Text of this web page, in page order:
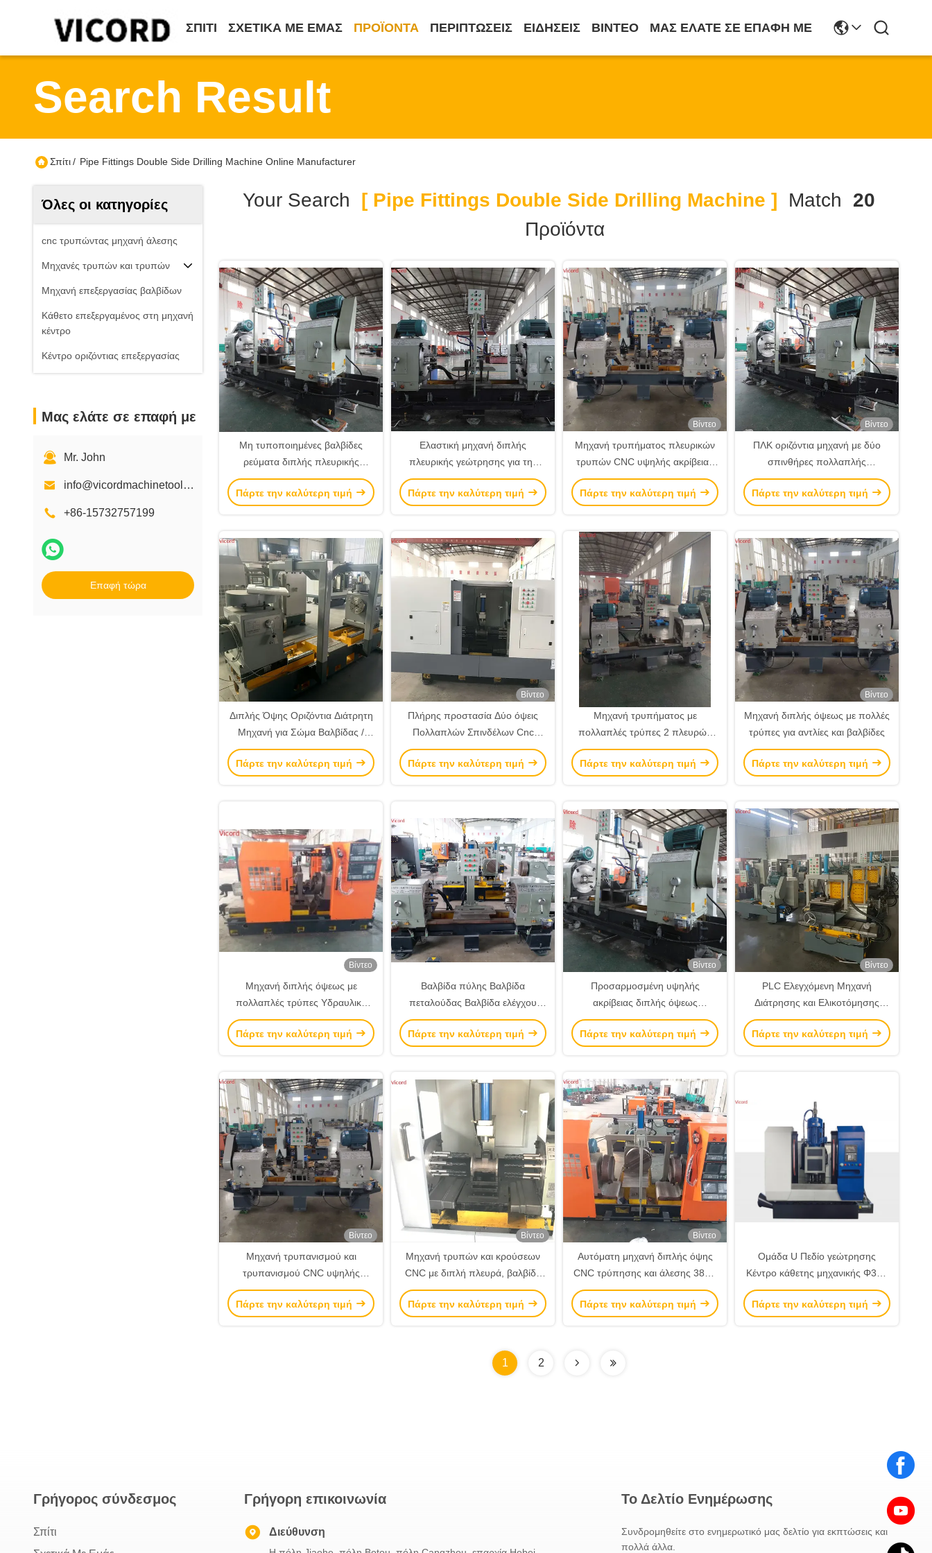
ΣΠΊΤΙ ΣΧΕΤΙΚΆ ΜΕ ΕΜΆΣ ΠΡΟΪΌΝΤΑ ΠΕΡΙΠΤΏΣΕΙΣ ΕΙΔΉΣΕΙΣ ΒΊΝΤΕΟ ΜΑΣ ΕΛΆΤΕ ΣΕ ΕΠΑΦΉ ΜΕ
Search Result
Σπίτι/ Pipe Fittings Double Side Drilling Machine Online Manufacturer
Όλες οι κατηγορίες
cnc τρυπώντας μηχανή άλεσης
Μηχανές τρυπών και τρυπών
Μηχανή επεξεργασίας βαλβίδων
Κάθετο επεξεργαμένος στη μηχανή
κέντρο
Κέντρο οριζόντιας επεξεργασίας
Μας ελάτε σε επαφή με
Mr. John
info@vicordmachinetool.com
+86-15732757199
Επαφή τώρα
Your Search [ Pipe Fittings Double Side Drilling Machine ] Match 20
Προϊόντα
Μη τυποποιημένες βαλβίδες
ρεύματα διπλής πλευρικής
γεώτρησης πολλαπλής τρύπας
3000KG
Πάρτε την καλύτερη τιμή
Ελαστική μηχανή διπλής
πλευρικής γεώτρησης για την
επεξεργασία πολλαπλών οπών
σε σωλήνες βαλβίδων
Πάρτε την καλύτερη τιμή
Βίντεο
Μηχανή τρυπήματος πλευρικών
τρυπών CNC υψηλής ακρίβειας
με διπλό πλευρικό φλάντζο
πολυάξονου
Πάρτε την καλύτερη τιμή
Βίντεο
ΠΛΚ οριζόντια μηχανή με δύο
σπινθήρες πολλαπλής
γεώτρησης για εξαρτήματα
σωλήνων βαλβίδων
Πάρτε την καλύτερη τιμή
Διπλής Όψης Οριζόντια Διάτρητη
Μηχανή για Σώμα Βαλβίδας /
Σώμα Αντλίας / Εξαρτήματα
Αυτοκινήτων
Πάρτε την καλύτερη τιμή
Βίντεο
Πλήρης προστασία Δύο όψεις
Πολλαπλών Σπινδέλων Cnc
τρυπάνι για βαλβίδα χύτευσης
Πάρτε την καλύτερη τιμή
Μηχανή τρυπήματος με
πολλαπλές τρύπες 2 πλευρών
1500KG Μηχανή τρυπήματος
CNC
Πάρτε την καλύτερη τιμή
Βίντεο
Μηχανή διπλής όψεως με πολλές
τρύπες για αντλίες και βαλβίδες
Πάρτε την καλύτερη τιμή
Βίντεο
Μηχανή διπλής όψεως με
πολλαπλές τρύπες Υδραυλική
μετάδοση
Πάρτε την καλύτερη τιμή
Βαλβίδα πύλης Βαλβίδα
πεταλούδας Βαλβίδα ελέγχου
Πολυτρυπή μηχανή γεωτρήσεων
διπλής όψης
Πάρτε την καλύτερη τιμή
Βίντεο
Προσαρμοσμένη υψηλής
ακρίβειας διπλής όψεως
πολυτρυπών πολυάξονων
μηχανή τρυπανισμού CNC
Πάρτε την καλύτερη τιμή
Βίντεο
PLC Ελεγχόμενη Μηχανή
Διάτρησης και Ελικοτόμησης
Πολλαπλών Οπών σε Μέταλλο
για Υψηλή Ακρίβεια
Πάρτε την καλύτερη τιμή
Βίντεο
Μηχανή τρυπανισμού και
τρυπανισμού CNC υψηλής
ακρίβειας με διπλές πλευρές και
πολλές τρύπες
Πάρτε την καλύτερη τιμή
Βίντεο
Μηχανή τρυπών και κρούσεων
CNC με διπλή πλευρά, βαλβίδα
υψηλής ακρίβειας
Πάρτε την καλύτερη τιμή
Βίντεο
Αυτόματη μηχανή διπλής όψης
CNC τρύπησης και άλεσης 380V
50Hz 75-250 r/min
Πάρτε την καλύτερη τιμή
Ομάδα U Πεδίο γεώτρησης
Κέντρο κάθετης μηχανικής Φ340
Διαμέτρου εργασιακού υλικού
2300mm×1860mm×2450mm
Πάρτε την καλύτερη τιμή
1 2
Γρήγορος σύνδεσμος
Σπίτι
Γρήγορη επικοινωνία
Διεύθυνση
Το Δελτίο Ενημέρωσης
Συνδρομηθείτε στο ενημερωτικό μας δελτίο για εκπτώσεις και
πολλά άλλα.